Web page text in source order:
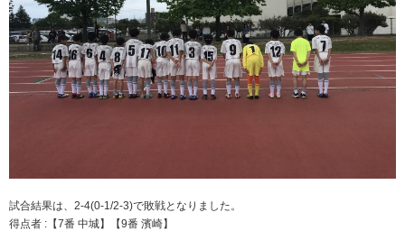
試合結果は、2-4(0-1/2-3)で敗戦となりました。
得点者 :【7番 中城】【9番 濱崎】